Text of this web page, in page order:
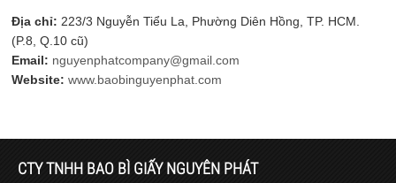
Địa chỉ: 223/3 Nguyễn Tiểu La, Phường Diên Hồng, TP. HCM.
(P.8, Q.10 cũ)
Email: nguyenphatcompany@gmail.com
Website: www.baobinguyenphat.com
CTY TNHH BAO BÌ GIẤY NGUYÊN PHÁT